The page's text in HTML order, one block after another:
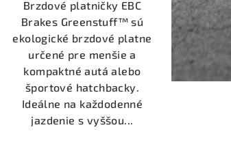
Brzdové platničky EBC
Brakes Greenstuff™ sú
ekologické brzdové platne
určené pre menšie a
kompaktné autá alebo
športové hatchbacky.
Ideálne na každodenné
jazdenie s vyššou...